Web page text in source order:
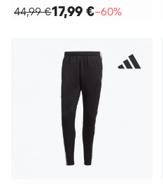
44,99 €17,99 €−60%